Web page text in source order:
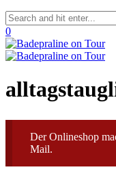
0
Der Onlineshop
Mail.